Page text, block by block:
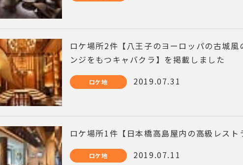
ロケ場所2件【八王子のヨーロッパの古城
ンジをもつキャバクラ】を掲載しました
ロケ地 2019.07.31
ロケ場所1件【日本橋高島屋内の高級レスト
ロケ地 2019.07.11